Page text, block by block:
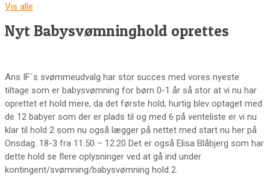
Vis alle
Nyt Babysvømninghold oprettes
Ans IF´s svømmeudvalg har stor succes med vores nyeste
tiltage som er babysvømning for børn 0-1 år så stor at vi nu har
oprettet et hold mere, da det første hold, hurtig blev optaget med
de 12 babyer som der er plads til og med 6 på venteliste er vi nu
klar til hold 2 som nu også lægger på nettet med start nu her på
Onsdag. 18-3 fra 11.50 – 12.20 Det er også Elisa Blåbjerg som har
dette hold se flere oplysninger ved at gå ind under
kontingent/svømning/babysvømning hold 2.